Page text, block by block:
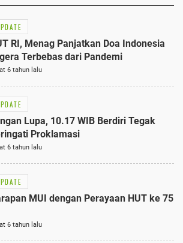
RI, Menag Panjatkan Doa Indonesia
Terbebas dari Pandemi
6 tahun lalu
Lupa, 10.17 WIB Berdiri Tegak
Proklamasi
6 tahun lalu
MUI dengan Perayaan HUT ke 75
6 tahun lalu